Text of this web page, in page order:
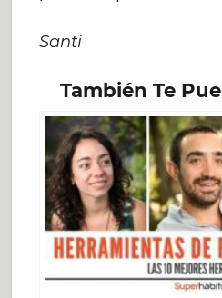
Santi
También Te